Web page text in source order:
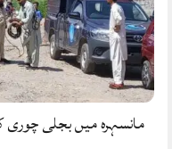
مانسہرہ میں بجلی چوری